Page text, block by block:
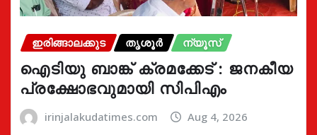
ഇരിങ്ങാലക്കുട തൃശൂർ ന്യൂസ്
ഐടിയു ബാങ്ക് ക്രമക്കേട് : ജനകീയ
പ്രക്ഷോഭവുമായി സിപിഎം
irinjalakudatimes.com Aug 4, 2026